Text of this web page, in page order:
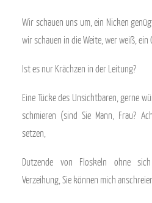
Wir schauen uns um, ein Nicken
wir schauen in die Weite, wer weiß,
Ist es nur Krächzen in der Leitung?
Eine Tücke des Unsichtbaren, gerne
schmieren (sind Sie Mann, Frau?
setzen,
Dutzende von Floskeln ohne
Verzeihung, Sie können mich